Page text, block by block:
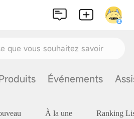
que vous souhaitez savoir
Événements
À la une Ranking